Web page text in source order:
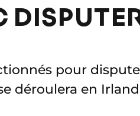
pour
déroulera en